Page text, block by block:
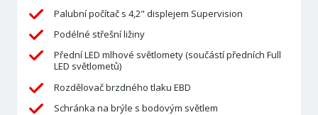
Palubní počítač s 4,2" displejem Supervision
Podélné střešní ližiny
Přední LED mlhové světlomety (součástí předních Full
LED světlometů)
Rozdělovač brzdného tlaku EBD
Schránka na brýle s bodovým světlem